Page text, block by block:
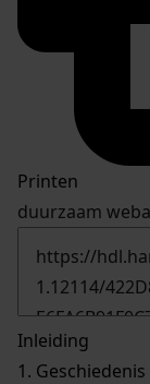
Printen
duurzaam
Inleiding
1.